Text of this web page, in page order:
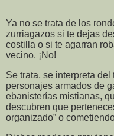
Ya no se trata de los
zurriagazos si te dejas
costilla o si te agarran
vecino. ¡No!
Se trata, se interpreta
personajes armados de
ebanisterías mistianas,
descubren que
organizado” o